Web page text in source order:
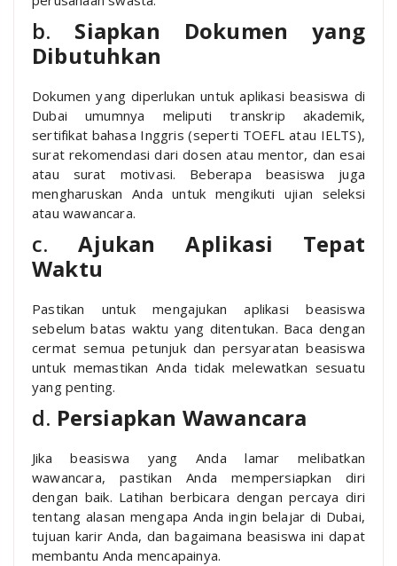
b. Siapkan Dokumen yang
Dibutuhkan
Dokumen yang diperlukan untuk aplikasi beasiswa di
Dubai umumnya meliputi transkrip akademik,
sertifikat bahasa Inggris (seperti TOEFL atau IELTS),
surat rekomendasi dari dosen atau mentor, dan esai
atau surat motivasi. Beberapa beasiswa juga
mengharuskan Anda untuk mengikuti ujian seleksi
atau wawancara.
c.Ajukan Aplikasi Tepat
Waktu
Pastikan untuk mengajukan aplikasi beasiswa
sebelum batas waktu yang ditentukan. Baca dengan
cermat semua petunjuk dan persyaratan beasiswa
untuk memastikan Anda tidak melewatkan sesuatu
yang penting.
d. Persiapkan Wawancara
Jika beasiswa yang Anda lamar melibatkan
wawancara, pastikan Anda mempersiapkan diri
dengan baik. Latihan berbicara dengan percaya diri
tentang alasan mengapa Anda ingin belajar di Dubai,
tujuan karir Anda, dan bagaimana beasiswa ini dapat
membantu Anda mencapainya.